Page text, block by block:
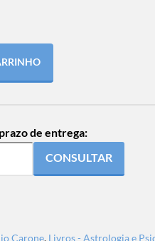
de entrega:
CONSULTAR
Carone, Livros - Astrologia e